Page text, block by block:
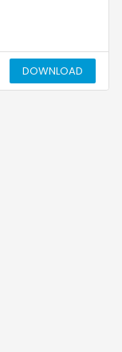
DOWNLOAD